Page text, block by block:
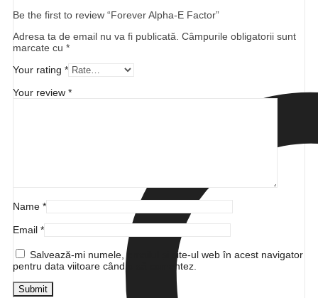
Be the first to review “Forever Alpha-E Factor”
Adresa ta de email nu va fi publicată. Câmpurile obligatorii sunt
marcate cu *
Your rating *
Your review *
Name *
Email *
Salvează-mi numele, emailul și site-ul web în acest navigator
pentru data viitoare când o să comentez.